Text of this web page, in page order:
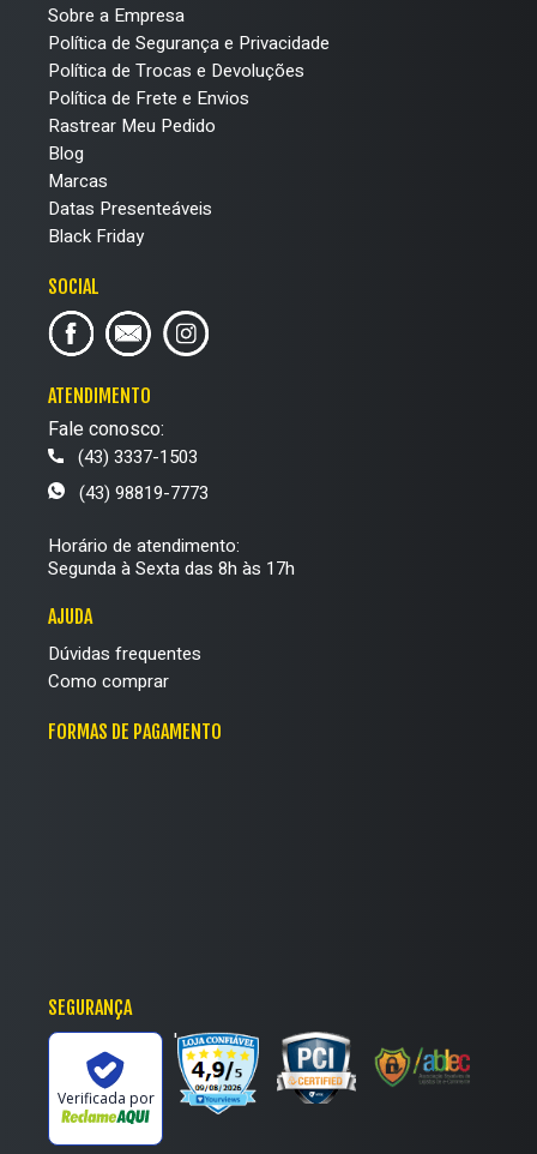
Sobre a Empresa
Política de Segurança e Privacidade
Política de Trocas e Devoluções
Política de Frete e Envios
Rastrear Meu Pedido
Blog
Marcas
Datas Presenteáveis
Black Friday
SOCIAL
ATENDIMENTO
Fale conosco:
(43) 3337-1503
(43) 98819-7773
Horário de atendimento:
Segunda à Sexta das 8h às 17h
AJUDA
Dúvidas frequentes
Como comprar
FORMAS DE PAGAMENTO
SEGURANÇA
Verificada por
'